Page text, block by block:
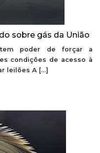
sobre gás da União
poder de forçar a
condições de acesso à
leilões A […]